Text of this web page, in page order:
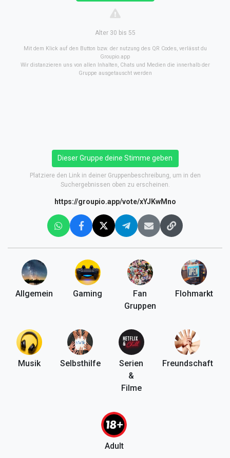
Alter 30 bis 55
Mit dem Klick auf den Button bzw. der nutzung des QR Codes, verlässt du
Groupio.app
Wir distanzieren uns von allen Inhalten, Chats und Medien die innerhalb der
Gruppe ausgetauscht werden
Dieser Gruppe deine Stimme geben
Platziere den Link in deiner Gruppenbeschreibung, um in den
Suchergebnissen oben zu erscheinen.
https://groupio.app/vote/xYJKwMno
Allgemein Gaming
Fan
Gruppen
Flohmarkt
Musik Selbsthilfe
Serien
&
Filme
Freundschaft
Adult